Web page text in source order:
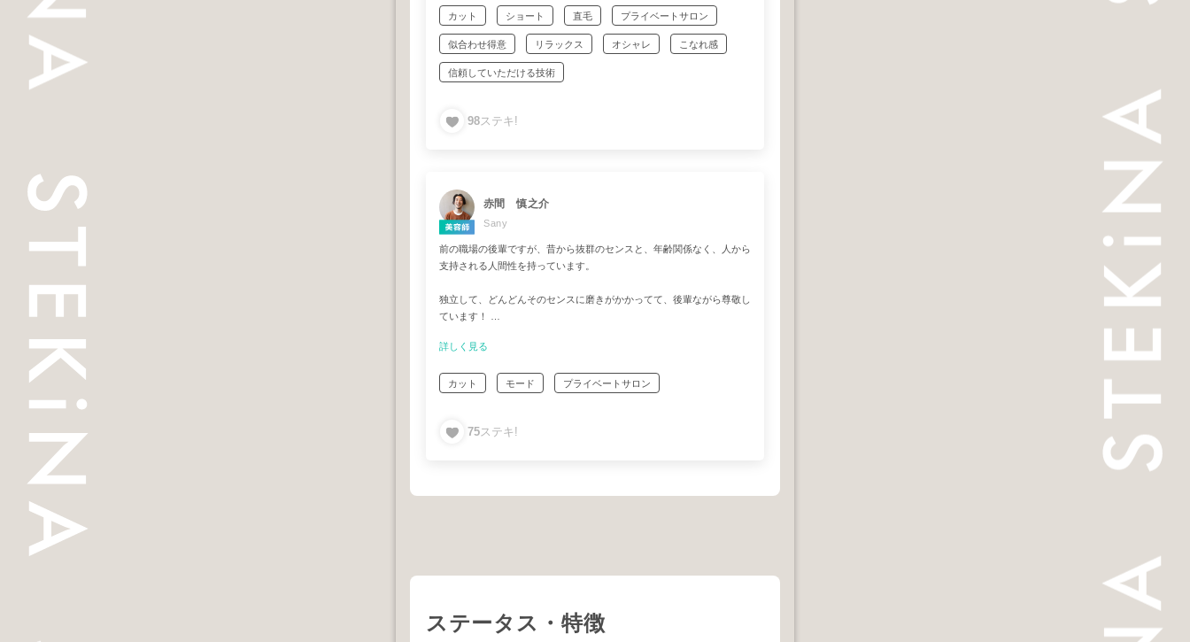
彼が得意とするスタイルは
女子力高めのな甘甘可愛いスタイルでもないし、王道のモテヘアーでも
なければ、保守的なコンサバヘアーでもない。
かと言って、流行やトレンドを意識しすぎた “最近よく見かけるヘアス
タイル” でもない。
【ちょっとだけ背伸びしたい】
その背中を押してくれるタイプの美容師さんです。
実際に上原さんがつくるヘアスタイルや、お客様からのレビューを見て
いただければ、すぐにその意味が理解できるかと(^^)
人に褒められるし。
「“私らしい”の正解ってこれだったんだ。」
（私以外にもこんなふうに思ってるお客様も少なく無いんじゃないか
きっとあなたにもピッタリの似合うが見つかるはずですよ。
カット ショート 直毛 プライベートサロン
似合わせ得意 リラックス オシャレ こなれ感
信頼していただける技術
98ステキ!
赤間 慎之介
Sany
前の職場の後輩ですが、昔から抜群のセンスと、年齢関係なく、人から
支持される人間性を持っています。
独立して、どんどんそのセンスに磨きがかかってて、後輩ながら尊敬し
ています！
一見怖く見える顔も、話せばわかる良いギャップで、更に人を引き寄せ
詳しく見る
カット モード プライベートサロン
75ステキ!
ステータス・特徴